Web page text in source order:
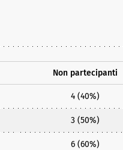
Non partecipanti
4 (40%)
3 (50%)
6 (60%)